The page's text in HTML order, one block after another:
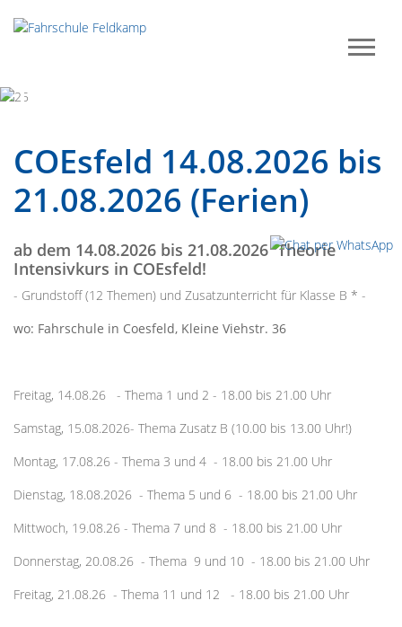
COEsfeld 14.08.2026 bis
21.08.2026 (Ferien)
ab dem 14.08.2026 bis 21.08.2026 Theorie
Intensivkurs in COEsfeld!
- Grundstoff (12 Themen) und Zusatzunterricht für Klasse B * -
wo: Fahrschule in Coesfeld, Kleine Viehstr. 36
Freitag, 14.08.26 - Thema 1 und 2 - 18.00 bis 21.00 Uhr
Samstag, 15.08.2026- Thema Zusatz B (10.00 bis 13.00 Uhr!)
Montag, 17.08.26 - Thema 3 und 4 - 18.00 bis 21.00 Uhr
Dienstag, 18.08.2026 - Thema 5 und 6 - 18.00 bis 21.00 Uhr
Mittwoch, 19.08.26 - Thema 7 und 8 - 18.00 bis 21.00 Uhr
Donnerstag, 20.08.26 - Thema 9 und 10 - 18.00 bis 21.00 Uhr
Freitag, 21.08.26 - Thema 11 und 12 - 18.00 bis 21.00 Uhr